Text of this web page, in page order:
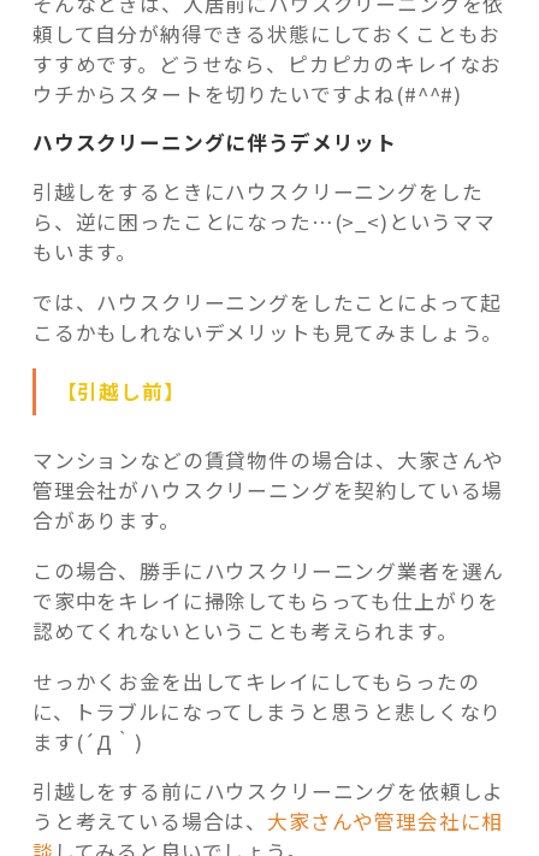
頼して自分が納得できる状態にしておくこともお
すすめです。どうせなら、ピカピカのキレイなお
ウチからスタートを切りたいですよね(#^^#)
ハウスクリーニングに伴うデメリット
引越しをするときにハウスクリーニングをした
ら、逆に困ったことになった…(>_<)というママ
もいます。
では、ハウスクリーニングをしたことによって起
こるかもしれないデメリットも見てみましょう。
【引越し前】
マンションなどの賃貸物件の場合は、大家さんや
管理会社がハウスクリーニングを契約している場
合があります。
この場合、勝手にハウスクリーニング業者を選ん
で家中をキレイに掃除してもらっても仕上がりを
認めてくれないということも考えられます。
せっかくお金を出してキレイにしてもらったの
に、トラブルになってしまうと思うと悲しくなり
ます(´Д｀)
引越しをする前にハウスクリーニングを依頼しよ
うと考えている場合は、 大家さんや管理会社に相